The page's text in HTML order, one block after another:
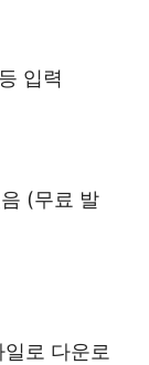
입력
(무료 발
로 다운로